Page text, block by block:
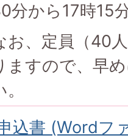
分から17時15
お、定員（40
ますので、早
込書 (Wordフ